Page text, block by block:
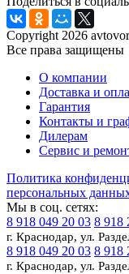
Copyright 2026
Все права защищены
О компании
Доставка и
Гарантия
Контакты и
Дилерам
Сервис и
Политика
персональных
Мы в соц. сетях:
8 918 049 20 03 8 918
г. Краснодар, ул.
8 918 049 20 03 8 918
г. Краснодар, ул.